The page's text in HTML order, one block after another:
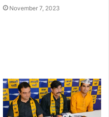
November 7, 2023